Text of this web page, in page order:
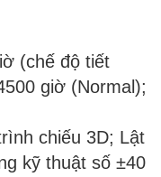
(chế độ tiết
giờ (Normal);
chiếu 3D; Lật
kỹ thuật số ±40